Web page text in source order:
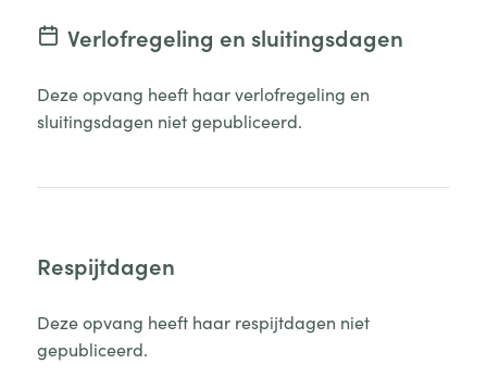
Verlofregeling en sluitingsdagen
Deze opvang heeft haar verlofregeling en
sluitingsdagen niet gepubliceerd.
Respijtdagen
Deze opvang heeft haar respijtdagen niet
gepubliceerd.